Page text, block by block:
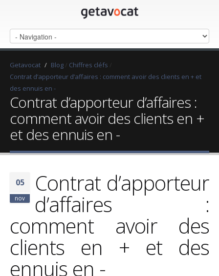
Getavocat / Blog / Chiffres cléfs /
Contrat d’apporteur d’affaires : comment avoir des clients en + et
des ennuis en -
Contrat d’apporteur d’affaires :
comment avoir des clients en +
et des ennuis en -
05
nov
Contrat d’apporteur
d’affaires :
comment avoir des
clients en + et des
ennuis en -